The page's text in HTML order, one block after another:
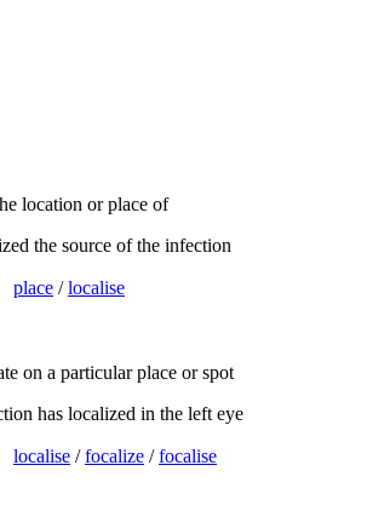
location or place of
the source of the infection
place /localise
on a particular place or spot
has localized in the left eye
localise /focalize /focalise